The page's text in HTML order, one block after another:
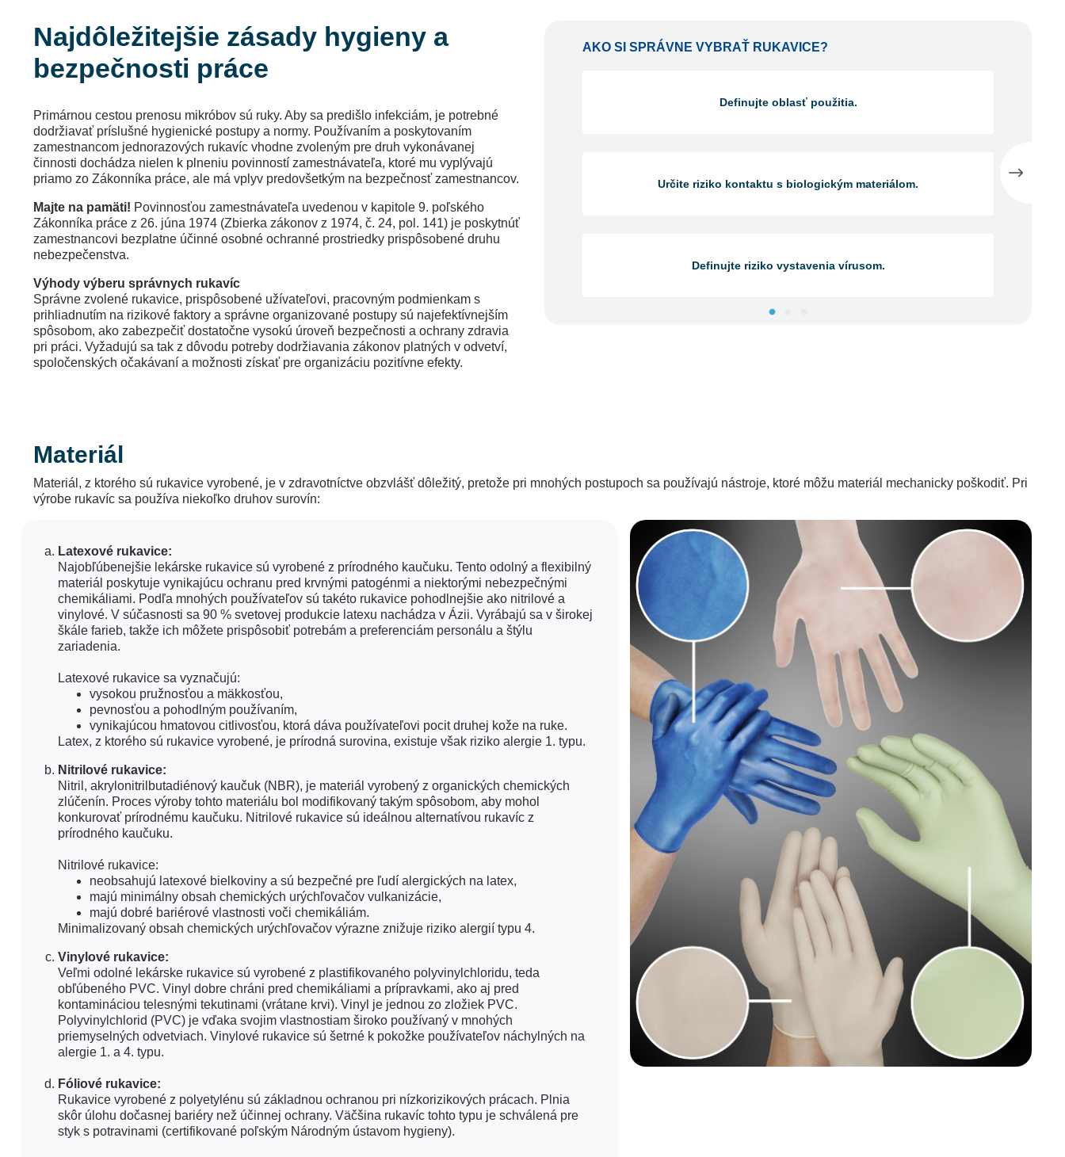
Najdôležitejšie zásady hygieny a
bezpečnosti práce
Primárnou cestou prenosu mikróbov sú ruky. Aby sa predišlo infekciám, je potrebné
dodržiavať príslušné hygienické postupy a normy. Používaním a poskytovaním
zamestnancom jednorazových rukavíc vhodne zvoleným pre druh vykonávanej
činnosti dochádza nielen k plneniu povinností zamestnávateľa, ktoré mu vyplývajú
priamo zo Zákonníka práce, ale má vplyv predovšetkým na bezpečnosť zamestnancov.
Majte na pamäti! Povinnosťou zamestnávateľa uvedenou v kapitole 9. poľského
Zákonníka práce z 26. júna 1974 (Zbierka zákonov z 1974, č. 24, pol. 141) je poskytnúť
zamestnancovi bezplatne účinné osobné ochranné prostriedky prispôsobené druhu
nebezpečenstva.
Výhody výberu správnych rukavíc
Správne zvolené rukavice, prispôsobené užívateľovi, pracovným podmienkam s
prihliadnutím na rizikové faktory a správne organizované postupy sú najefektívnejším
spôsobom, ako zabezpečiť dostatočne vysokú úroveň bezpečnosti a ochrany zdravia
pri práci. Vyžadujú sa tak z dôvodu potreby dodržiavania zákonov platných v odvetví,
spoločenských očakávaní a možnosti získať pre organizáciu pozitívne efekty.
AKO SI SPRÁVNE VYBRAŤ RUKAVICE?
Definujte oblasť použitia.
Určite riziko kontaktu s biologickým materiálom.
Definujte riziko vystavenia vírusom.
Po určení požiadaviek zlaďte rukavice podľa tabuľky priradenej k ponuke
produktov. Za pozornosť určite stojí nielen ochrana samotných dlaní, ale
aj zápästí a na tento účel je možné použiť rukavice s predĺženou
manžetou.
Nezabudnite na výber vhodnej veľkosti, ktorá zaistí komfort používania
rukavíc a presnosť manuálnych úkonov.
Materiál
Materiál, z ktorého sú rukavice vyrobené, je v zdravotníctve obzvlášť dôležitý, pretože pri mnohých postupoch sa používajú nástroje, ktoré môžu materiál mechanicky poškodiť. Pri
výrobe rukavíc sa používa niekoľko druhov surovín:
Latexové rukavice:
Najobľúbenejšie lekárske rukavice sú vyrobené z prírodného kaučuku. Tento odolný a flexibilný
materiál poskytuje vynikajúcu ochranu pred krvnými patogénmi a niektorými nebezpečnými
chemikáliami. Podľa mnohých používateľov sú takéto rukavice pohodlnejšie ako nitrilové a
vinylové. V súčasnosti sa 90 % svetovej produkcie latexu nachádza v Ázii. Vyrábajú sa v širokej
škále farieb, takže ich môžete prispôsobiť potrebám a preferenciám personálu a štýlu
zariadenia.
Latexové rukavice sa vyznačujú:
vysokou pružnosťou a mäkkosťou,
pevnosťou a pohodlným používaním,
vynikajúcou hmatovou citlivosťou, ktorá dáva používateľovi pocit druhej kože na ruke.
Latex, z ktorého sú rukavice vyrobené, je prírodná surovina, existuje však riziko alergie 1. typu.
Nitrilové rukavice:
Nitril, akrylonitrilbutadiénový kaučuk (NBR), je materiál vyrobený z organických chemických
zlúčenín. Proces výroby tohto materiálu bol modifikovaný takým spôsobom, aby mohol
konkurovať prírodnému kaučuku. Nitrilové rukavice sú ideálnou alternatívou rukavíc z
prírodného kaučuku.
Nitrilové rukavice:
neobsahujú latexové bielkoviny a sú bezpečné pre ľudí alergických na latex,
majú minimálny obsah chemických urýchľovačov vulkanizácie,
majú dobré bariérové vlastnosti voči chemikáliám.
Minimalizovaný obsah chemických urýchľovačov výrazne znižuje riziko alergií typu 4.
Vinylové rukavice:
Veľmi odolné lekárske rukavice sú vyrobené z plastifikovaného polyvinylchloridu, teda
obľúbeného PVC. Vinyl dobre chráni pred chemikáliami a prípravkami, ako aj pred
kontamináciou telesnými tekutinami (vrátane krvi). Vinyl je jednou zo zložiek PVC.
Polyvinylchlorid (PVC) je vďaka svojim vlastnostiam široko používaný v mnohých
priemyselných odvetviach. Vinylové rukavice sú šetrné k pokožke používateľov náchylných na
alergie 1. a 4. typu.
Fóliové rukavice:
Rukavice vyrobené z polyetylénu sú základnou ochranou pri nízkorizikových prácach. Plnia
skôr úlohu dočasnej bariéry než účinnej ochrany. Väčšina rukavíc tohto typu je schválená pre
styk s potravinami (certifikované poľským Národným ústavom hygieny).